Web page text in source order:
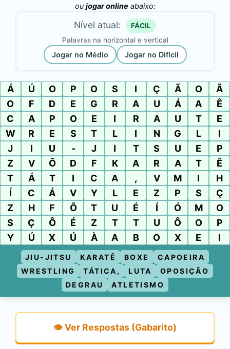
ou jogar online abaixo:
Nível atual:
FÁCIL
Palavras na horizontal e vertical
Jogar no Médio Jogar no Difícil
Á Ú O P O S I Ç Ã O
Ã
O
F D E G R A U Á A
Ê
C
A P O E I R A U T
E
W
R E S T L I N G L
I
J
I U - J I T S U E
P
Z
V Õ D F K A R A T
Ê
T
Á T I C A , V M I
H
Í
C Á V Y L E Z P S
Ç
Z
H F Õ T U É Í Ó M
O
S
Ç Ô É Z T T U Ô O
P
Y
Ú X Ú À A B O X E I
JIU-JITSU KARATÊ BOXE
CAPOEIRA
WRESTLING
TÁTICA, LUTA
OPOSIÇÃO
DEGRAU
ATLETISMO
👁️ Ver Respostas (Gabarito)